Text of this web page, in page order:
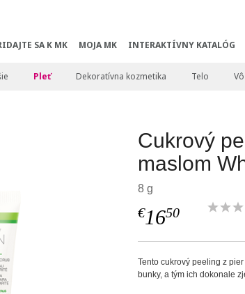
SA K MK MOJA MK INTERAKTÍVNY KATALÓG
Pleť Dekoratívna kozmetika Telo
Cukrový
maslom
8 g
€1650
Tento cukrový peeling z
bunky, a tým ich dokonale